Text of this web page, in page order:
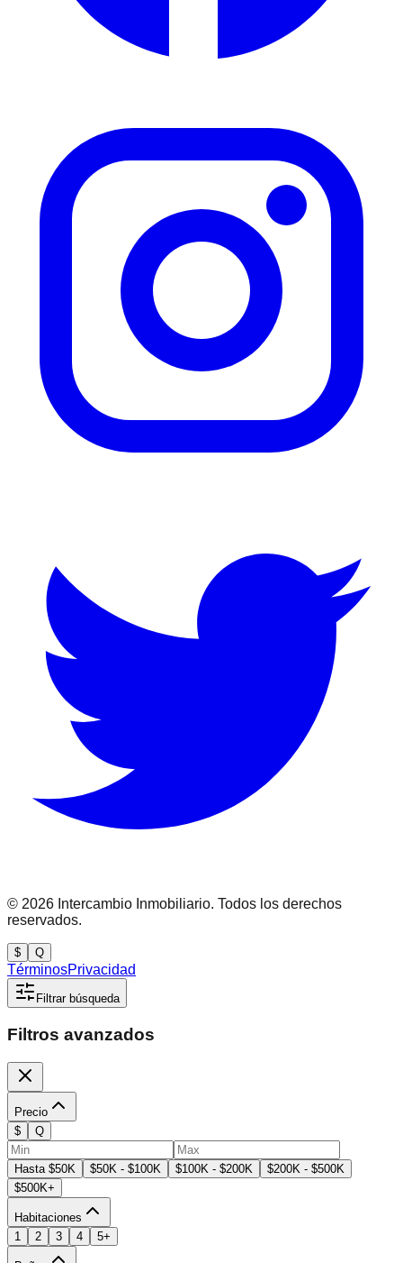
© 2026 Intercambio Inmobiliario. Todos los derechos
reservados.
$ Q
TérminosPrivacidad
Filtrar búsqueda
Filtros avanzados
Precio
$
Q
Hasta $50K $50K - $100K $100K - $200K
$200K - $500K
$500K+
Habitaciones
1
2 3 4 5+